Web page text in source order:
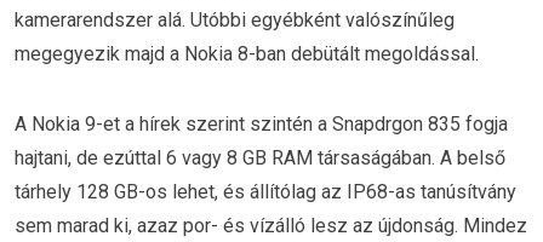
kamerarendszer alá. Utóbbi egyébként valószínűleg
megegyezik majd a Nokia 8-ban debütált megoldással.
A Nokia 9-et a hírek szerint szintén a Snapdrgon 835 fogja
hajtani, de ezúttal 6 vagy 8 GB RAM társaságában. A belső
tárhely 128 GB-os lehet, és állítólag az IP68-as tanúsítvány
sem marad ki, azaz por- és vízálló lesz az újdonság. Mindez